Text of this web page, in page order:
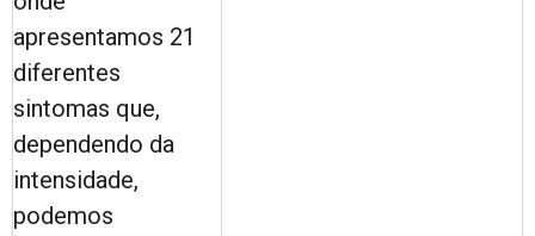
apresentamos 21
diferentes
sintomas que,
dependendo da
intensidade,
podemos